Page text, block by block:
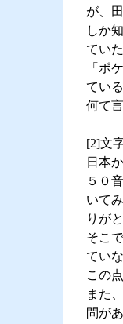
が、
しか
てい
「ポ
てい
何て
[2]文
日本
５０
いて
りが
そこ
てい
この
また
問が